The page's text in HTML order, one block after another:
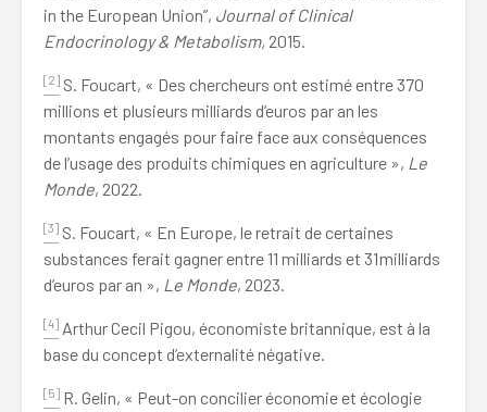
in the European Union”, Journal of Clinical
Endocrinology & Metabolism, 2015.
[2] S. Foucart, « Des chercheurs ont estimé entre 370
millions et plusieurs milliards d’euros par an les
montants engagés pour faire face aux conséquences
de l’usage des produits chimiques en agriculture », Le
Monde, 2022.
[3] S. Foucart, « En Europe, le retrait de certaines
substances ferait gagner entre 11 milliards et 31 milliards
d’euros par an », Le Monde, 2023.
[4] Arthur Cecil Pigou, économiste britannique, est à la
base du concept d’externalité négative.
[5] R. Gelin, « Peut-on concilier économie et écologie